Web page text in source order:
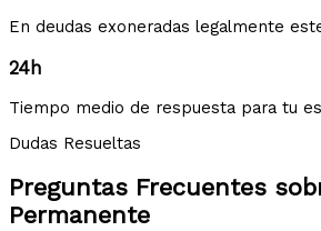
En deudas exoneradas legalmente
24h
Tiempo medio de respuesta para tu
Dudas Resueltas
Preguntas Frecuentes
Permanente